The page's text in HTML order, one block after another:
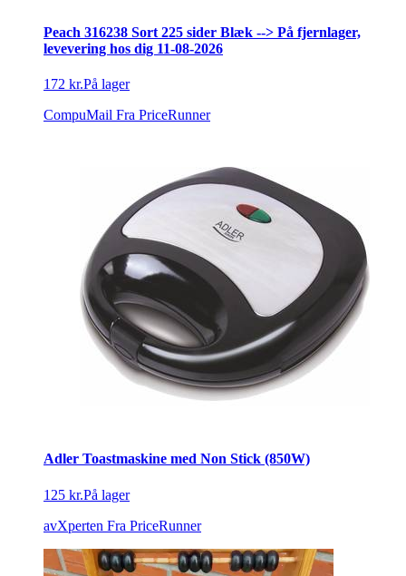
Peach 316238 Sort 225 sider Blæk --> På fjernlager,
levevering hos dig 11-08-2026
172 kr.På lager
CompuMail Fra PriceRunner
Adler Toastmaskine med Non Stick (850W)
125 kr.På lager
avXperten Fra PriceRunner